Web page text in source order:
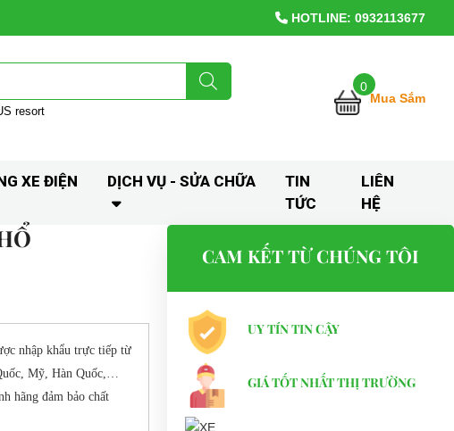
HOTLINE: 0932113677
resort
0
Mua Sắm
XE ĐIỆN DỊCH VỤ - SỬA CHỮA
TIN
TỨC
LIÊN
HỆ
nhập khẩu trực tiếp từ
Mỹ, Hàn Quốc,…
hãng đảm bảo chất
CAM KẾT TỪ CHÚNG TÔI
UY TÍN TIN CẬY
GIÁ TỐT NHẤT THỊ TRƯỜNG